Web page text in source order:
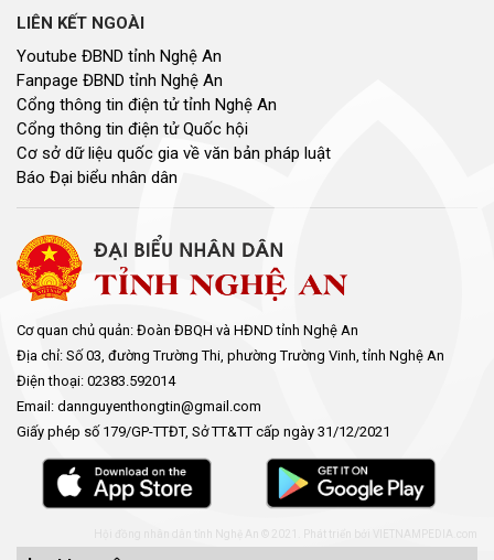
LIÊN KẾT NGOÀI
Youtube ĐBND tỉnh Nghệ An
Fanpage ĐBND tỉnh Nghệ An
Cổng thông tin điện tử tỉnh Nghệ An
Cổng thông tin điện tử Quốc hội
Cơ sở dữ liệu quốc gia về văn bản pháp luật
Báo Đại biểu nhân dân
Cơ quan chủ quản: Đoàn ĐBQH và HĐND tỉnh Nghệ An
Địa chỉ: Số 03, đường Trường Thi, phường Trường Vinh, tỉnh Nghệ An
Điện thoại: 02383.592014
Email: dannguyenthongtin@gmail.com
Giấy phép số 179/GP-TTĐT, Sở TT&TT cấp ngày 31/12/2021
Hội đồng nhân dân tỉnh Nghệ An © 2021. Phát triển bởi